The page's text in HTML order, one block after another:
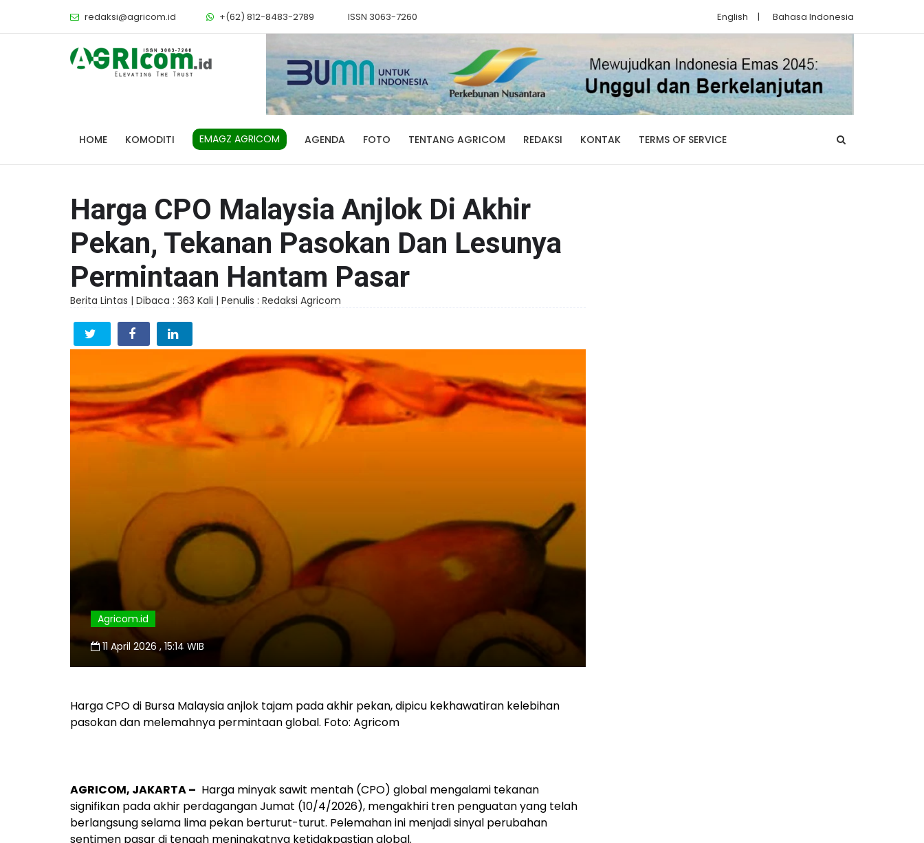
redaksi@agricom.id +(62) 812-8483-2789 ISSN 3063-7260 English | Bahasa Indonesia
HOME KOMODITI EMAGZ AGRICOM AGENDA FOTO TENTANG AGRICOM REDAKSI KONTAK TERMS OF SERVICE
Harga CPO Malaysia Anjlok Di Akhir
Pekan, Tekanan Pasokan Dan Lesunya
Permintaan Hantam Pasar
Berita Lintas | Dibaca : 363 Kali | Penulis : Redaksi Agricom
Agricom.id
11 April 2026 , 15:14 WIB
Harga CPO di Bursa Malaysia anjlok tajam pada akhir pekan, dipicu kekhawatiran kelebihan
pasokan dan melemahnya permintaan global. Foto: Agricom
AGRICOM, JAKARTA – Harga minyak sawit mentah (CPO) global mengalami tekanan
signifikan pada akhir perdagangan Jumat (10/4/2026), mengakhiri tren penguatan yang telah
berlangsung selama lima pekan berturut-turut. Pelemahan ini menjadi sinyal perubahan
sentimen pasar di tengah meningkatnya ketidakpastian global.